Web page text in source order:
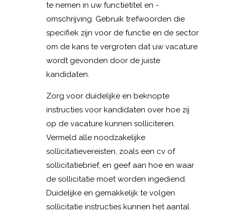
te nemen in uw functietitel en -
omschrijving. Gebruik trefwoorden die
specifiek zijn voor de functie en de sector
om de kans te vergroten dat uw vacature
wordt gevonden door de juiste
kandidaten.
Zorg voor duidelijke en beknopte
instructies voor kandidaten over hoe zij
op de vacature kunnen solliciteren.
Vermeld alle noodzakelijke
sollicitatievereisten, zoals een cv of
sollicitatiebrief, en geef aan hoe en waar
de sollicitatie moet worden ingediend.
Duidelijke en gemakkelijk te volgen
sollicitatie instructies kunnen het aantal